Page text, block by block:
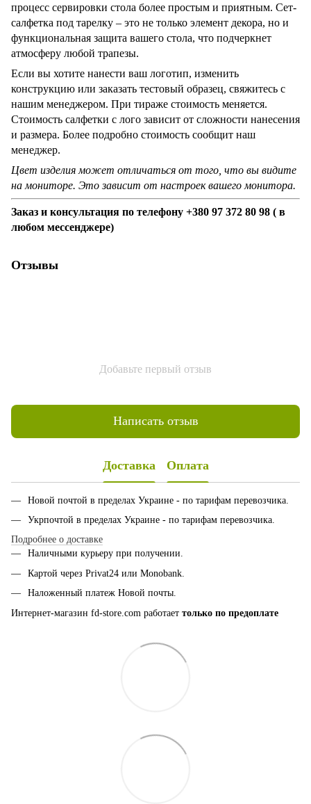
процесс сервировки стола более простым и приятным. Сет-
салфетка под тарелку – это не только элемент декора, но и
функциональная защита вашего стола, что подчеркнет
атмосферу любой трапезы.
Если вы хотите нанести ваш логотип, изменить
конструкцию или заказать тестовый образец, свяжитесь с
нашим менеджером. При тираже стоимость меняется.
Стоимость салфетки с лого зависит от сложности нанесения
и размера. Более подробно стоимость сообщит наш
менеджер.
Цвет изделия может отличаться от того, что вы видите
на мониторе. Это зависит от настроек вашего монитора.
Заказ и консультация по телефону +380 97 372 80 98 ( в
любом мессенджере)
Отзывы
Добавьте первый отзыв
Написать отзыв
Доставка Оплата
Новой почтой в пределах Украине - по тарифам перевозчика.
Укрпочтой в пределах Украине - по тарифам перевозчика.
Подробнее о доставке
Наличными курьеру при получении.
Картой через Privat24 или Monobank
Наложенный платеж Новой почты.
Интернет-магазин fd-store.com работает только по предоплате